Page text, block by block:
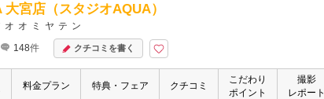
宮店（スタジオAQUA）
オミヤテン
148件 クチコミを書く
料金プラン 特典・フェア クチコミ
こだわり
ポイント
撮影
レポート